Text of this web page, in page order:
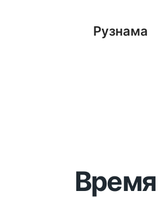
Рузнама